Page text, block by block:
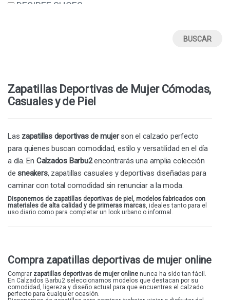
DESIREE SHOES
48 HORAS
STAY
DESCANFLEX
ARMONY
WABFEET
COSDAM
ELENA BLOOM
DEVALVERDE
XQSI
Zapatillas Deportivas de Mujer Cómodas,
Casuales y de Piel
Las zapatillas deportivas de mujerson el calzado perfecto
para quienes buscan comodidad, estilo y versatilidad en el día
a día. En Calzados Barbu2encontrarás una amplia colección
desneakers, zapatillas casuales y deportivas diseñadas para
caminar con total comodidad sin renunciar a la moda.
Disponemos de zapatillas deportivas de piel, modelos fabricados con
materiales de alta calidad y de primeras marcas, ideales tanto para el
uso diario como para completar un look urbano o informal.
Compra zapatillas deportivas de mujer online
Comprar zapatillas deportivas de mujer online nunca ha sido tan fácil.
En Calzados Barbu2 seleccionamos modelos que destacan por su
comodidad, ligereza y diseño actual para que encuentres el calzado
perfecto para cualquier ocasión.